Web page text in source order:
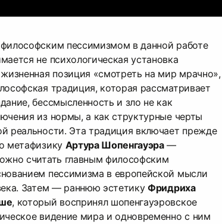
пессимизмом в данной работе
не психологическая установка
позиция «смотреть на мир мрачно»,
традиция, которая рассматривает
бессмысленность и зло не как
из нормы, а как структурные черты
реальности. Эта традиция включает прежде
метафизику Артура Шопенгауэра—
считать главным философским
пессимизма в европейской мысли
Затем — раннюю эстетикуФридриха
, который воспринял шопенгауэровское
видение мира и одновременно с ним